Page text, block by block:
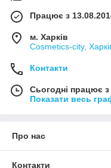
Працює з
м. Харків
Cosmetics-city,
Контакти
Сьогодні працює
Показати весь
Про нас
Контакти